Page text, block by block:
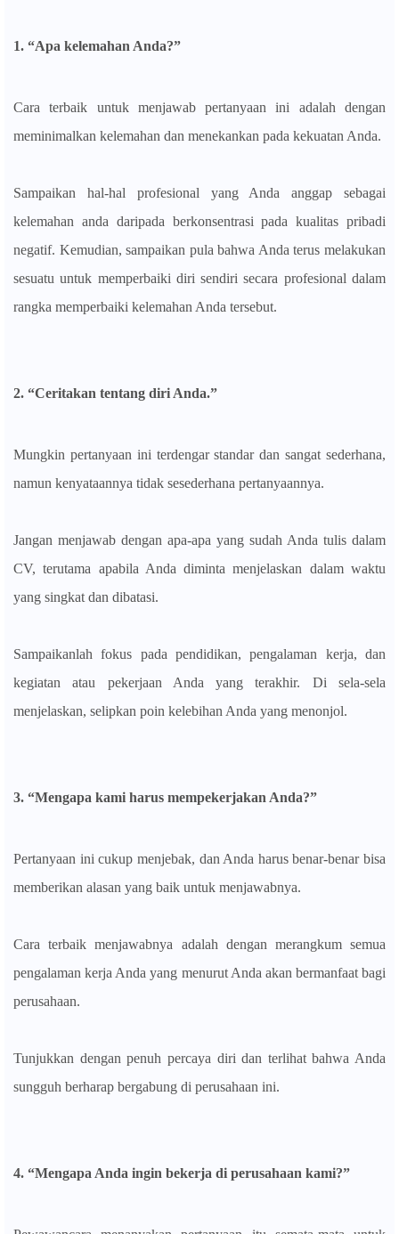
1. “Apa kelemahan Anda?”
Cara terbaik untuk menjawab pertanyaan ini adalah dengan
meminimalkan kelemahan dan menekankan pada kekuatan Anda.
Sampaikan hal-hal profesional yang Anda anggap sebagai
kelemahan anda daripada berkonsentrasi pada kualitas pribadi
negatif. Kemudian, sampaikan pula bahwa Anda terus melakukan
sesuatu untuk memperbaiki diri sendiri secara profesional dalam
rangka memperbaiki kelemahan Anda tersebut.
2. “Ceritakan tentang diri Anda.”
Mungkin pertanyaan ini terdengar standar dan sangat sederhana,
namun kenyataannya tidak sesederhana pertanyaannya.
Jangan menjawab dengan apa-apa yang sudah Anda tulis dalam
CV, terutama apabila Anda diminta menjelaskan dalam waktu
yang singkat dan dibatasi.
Sampaikanlah fokus pada pendidikan, pengalaman kerja, dan
kegiatan atau pekerjaan Anda yang terakhir. Di sela-sela
menjelaskan, selipkan poin kelebihan Anda yang menonjol.
3. “Mengapa kami harus mempekerjakan Anda?”
Pertanyaan ini cukup menjebak, dan Anda harus benar-benar bisa
memberikan alasan yang baik untuk menjawabnya.
Cara terbaik menjawabnya adalah dengan merangkum semua
pengalaman kerja Anda yang menurut Anda akan bermanfaat bagi
perusahaan.
Tunjukkan dengan penuh percaya diri dan terlihat bahwa Anda
sungguh berharap bergabung di perusahaan ini.
4. “Mengapa Anda ingin bekerja di perusahaan kami?”